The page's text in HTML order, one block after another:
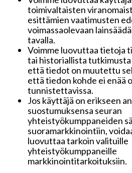
toimivaltaisten
esittämien vaatimusten
voimassaolevaan
tavalla.
Voimme luovuttaa tietoja
tai historiallista
että tiedot on muutettu
että tiedon kohde ei enää
tunnistettavissa.
Jos käyttäjä on erikseen
suostumuksensa seuran
yhteistyökumppaneiden
suoramarkkinointiin,
luovuttaa tarkoin valituille
yhteistyökumppaneille
markkinointitarkoituksiin.